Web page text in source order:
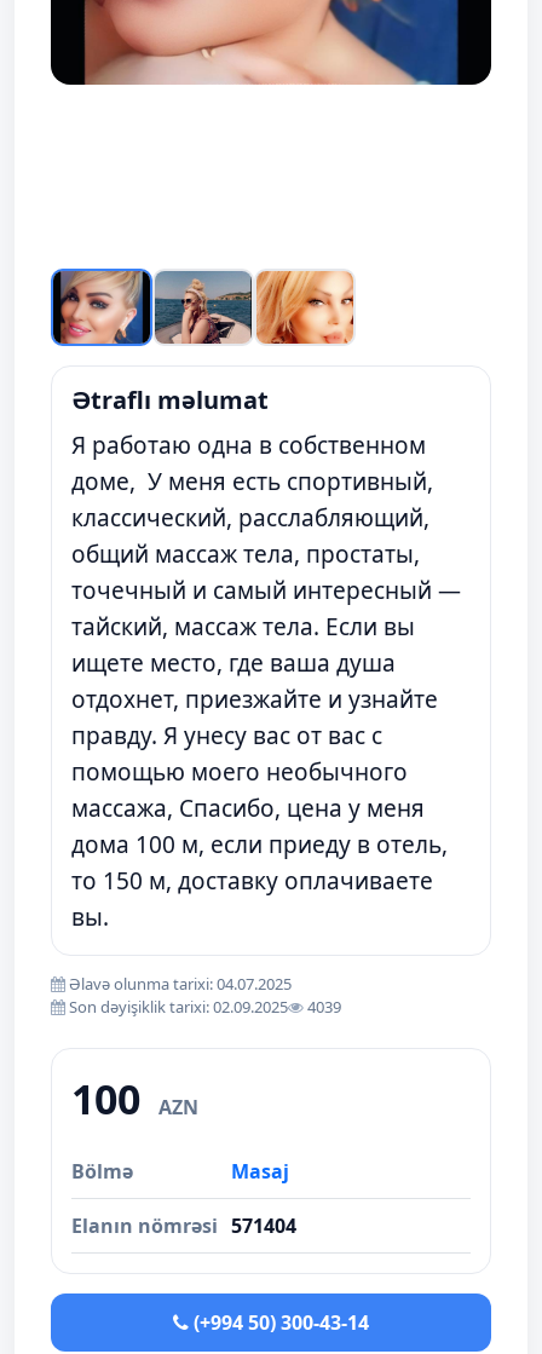
Ətraflı məlumat
Я работаю одна в собственном
доме, У меня есть спортивный,
классический, расслабляющий,
общий массаж тела, простаты,
точечный и самый интересный —
тайский, массаж тела. Если вы
ищете место, где ваша душа
отдохнет, приезжайте и узнайте
правду. Я унесу вас от вас с
помощью моего необычного
массажа, Спасибо, цена у меня
дома 100 м, если приеду в отель,
то 150 м, доставку оплачиваете
вы.
Əlavə olunma tarixi: 04.07.2025
Son dəyişiklik tarixi: 02.09.2025
4039
100 AZN
Bölmə Masaj
Elanın nömrəsi 571404
(+994 50) 300-43-14